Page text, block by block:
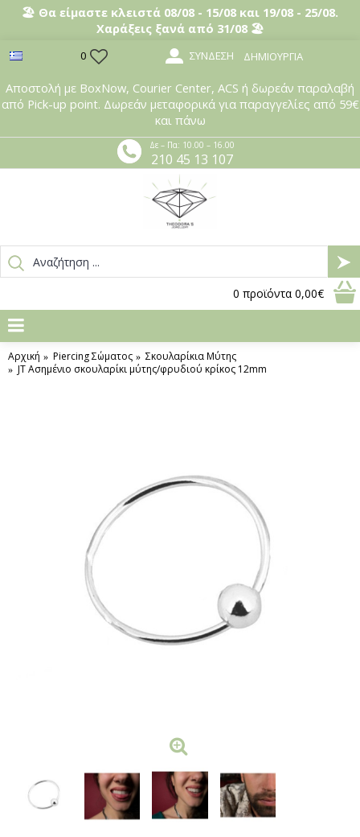
🏖️ Θα είμαστε κλειστά 08/08 - 15/08 και 19/08 - 25/08.
Χαράξεις ξανά από 31/08 🏖️
0 ΣΎΝΔΕΣΗ ΔΗΜΙΟΥΡΓΊΑ
Αποστολή με BoxNow, Courier Center, ACS ή δωρεάν παραλαβή
από Pick-up point. Δωρεάν μεταφορικά για παραγγελίες από 59€
και πάνω
Δε – Πα: 10.00 – 16.00
210 45 13 107
0 προϊόντα 0,00€
Αρχική Piercing Σώματος
Σκουλαρίκια Μύτης
JT Ασημένιο σκουλαρίκι μύτης/φρυδιού κρίκος 12mm